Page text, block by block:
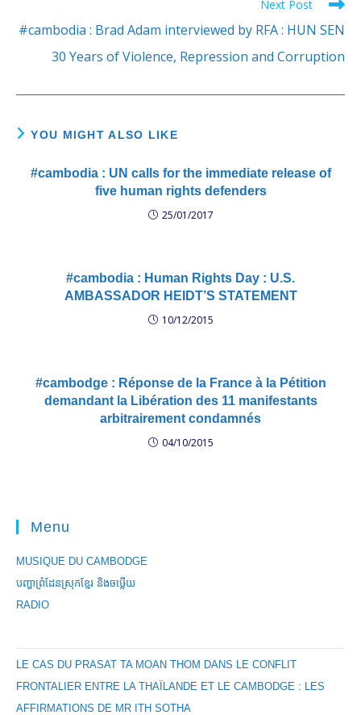
Next Post
#cambodia : Brad Adam interviewed by RFA : HUN SEN
30 Years of Violence, Repression and Corruption
YOU MIGHT ALSO LIKE
#cambodia : UN calls for the immediate release of
five human rights defenders
25/01/2017
#cambodia : Human Rights Day : U.S.
AMBASSADOR HEIDT’S STATEMENT
10/12/2015
#cambodge : Réponse de la France à la Pétition
demandant la Libération des 11 manifestants
arbitrairement condamnés
04/10/2015
Menu
MUSIQUE DU CAMBODGE
បញ្ហាព្រំដែនស្រុកខ្មែរ និងចឞ្លើយ
RADIO
LE CAS DU PRASAT TA MOAN THOM DANS LE CONFLIT
FRONTALIER ENTRE LA THAÏLANDE ET LE CAMBODGE : LES
AFFIRMATIONS DE MR ITH SOTHA